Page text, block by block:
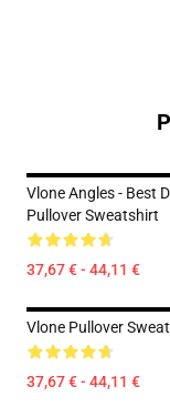
Vlone Angles - Best
Pullover Sweatshirt
37,67 € - 44,11 €
Vlone Pullover
37,67 € - 44,11 €